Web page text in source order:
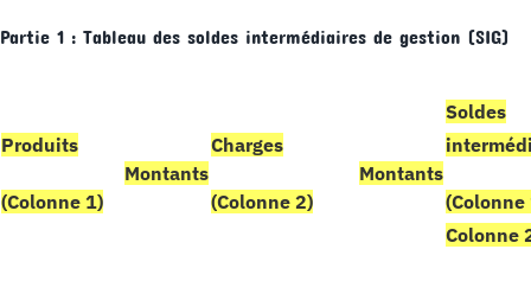
Partie 1 : Tableau des soldes intermédiaires de gestion (SIG)
Produits
(Colonne 1)
Montants
Charges
(Colonne 2)
Montants
Soldes
(Colonne
Colonne